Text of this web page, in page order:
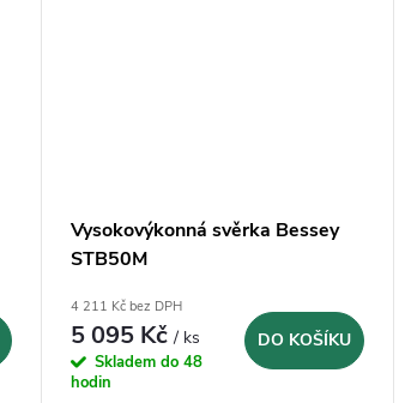
Vysokovýkonná svěrka Bessey
STB50M
4 211 Kč bez DPH
5 095 Kč/ ks
Skladem do 48
hodin
DO KOŠÍKU